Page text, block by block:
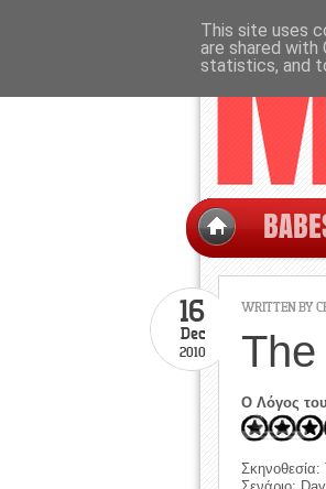
WRITTEN BY
16
Dec
2010
Ο Λόγος
Σκηνοθεσία:
This site uses
are shared
statistics, and